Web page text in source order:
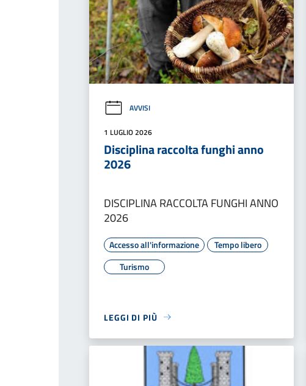
AVVISI
1 LUGLIO 2026
Disciplina raccolta funghi anno
2026
DISCIPLINA RACCOLTA FUNGHI ANNO
2026
Accesso all'informazione
Tempo libero
Turismo
LEGGI DI PIÙ